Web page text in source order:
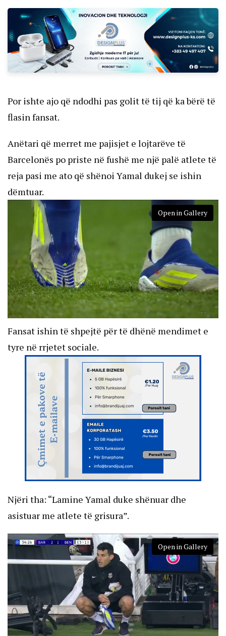
Por ishte ajo që ndodhi pas golit të tij që ka bërë të
flasin fansat.
Anëtari që merret me pajisjet e lojtarëve të
Barcelonës po priste në fushë me një palë atlete të
reja pasi me ato që shënoi Yamal dukej se ishin
dëmtuar.
Open in Gallery
Fansat ishin të shpejtë për të dhënë mendimet e
tyre në rrjetet sociale.
Njëri tha: “Lamine Yamal duke shënuar dhe
asistuar me atlete të grisura”.
Open in Gallery